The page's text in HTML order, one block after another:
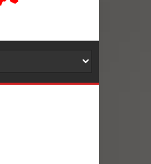
escapar por
a cerrar